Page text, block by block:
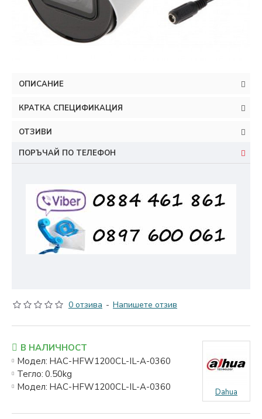
ОПИСАНИЕ
КРАТКА СПЕЦИФИКАЦИЯ
ОТЗИВИ
ПОРЪЧАЙ ПО ТЕЛЕФОН
0 отзива - Напишете отзив
В НАЛИЧНОСТ
Модел: HAC-HFW1200CL-IL-A-0360
Тегло: 0.50kg
Модел: HAC-HFW1200CL-IL-A-0360 Dahua